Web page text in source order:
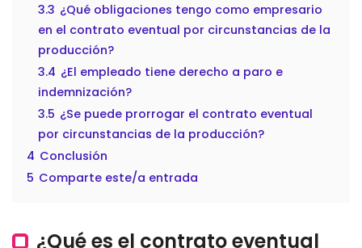
3.3 ¿Qué obligaciones tengo como empresario
en el contrato eventual por circunstancias de la
producción?
3.4 ¿El empleado tiene derecho a paro e
indemnización?
3.5 ¿Se puede prorrogar el contrato eventual
por circunstancias de la producción?
4 Conclusión
5 Comparte este/a entrada
¿Qué es el contrato eventual